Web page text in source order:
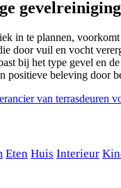
in te plannen, voorkomt
door vuil en vocht
bij het type gevel en
positieve beleving door
van terrasdeuren
Eten Huis Interieur